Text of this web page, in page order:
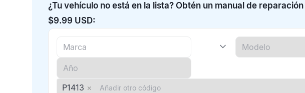
¿Tu vehículo no está en la lista? Obtén un manual de
$9.99 USD:
P1413 ×